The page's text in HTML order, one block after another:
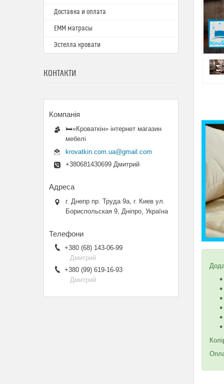
Доставка и оплата
ЕММ матрасы
Эстелла кровати
КОНТАКТИ
🛏«Кроваткiн» iнтернет магазин
мебелi
krovatkin.com.ua@gmail.com
+380681430699 Дмитрий
г. Днепр пр. Труда 9а, г. Киев ул.
Бориспольская 9, Дніпро, Україна
+380 (68) 143-06-99
Дмитрий
+380 (99) 619-16-93
Дмитрий